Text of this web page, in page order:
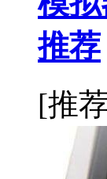
推荐
[推